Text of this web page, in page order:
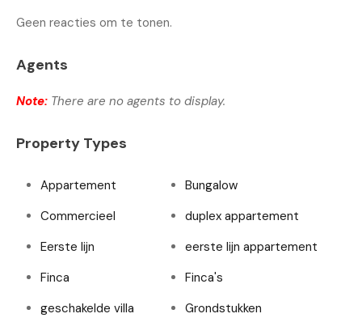
Geen reacties om te tonen.
Agents
Note: There are no agents to display.
Property Types
Appartement
Bungalow
Commercieel
duplex appartement
Eerste lijn
eerste lijn appartement
Finca
Finca's
geschakelde villa
Grondstukken